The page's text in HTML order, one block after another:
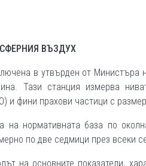
ВЪЗДУХ
в утвърден от Министъра
Тази станция измерва
и фини прахови частици с
на нормативната база по
по две седмици през всеки
на основните показатели,